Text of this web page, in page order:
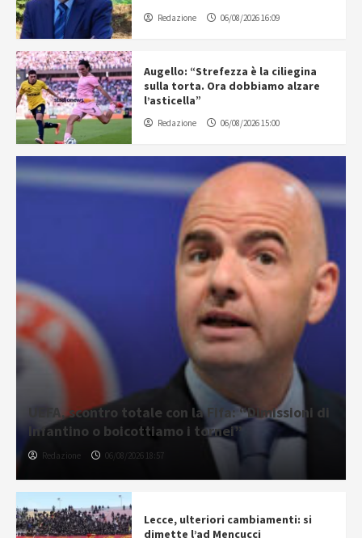
Redazione 06/08/2026 16:09
Augello: “Strefezza è la ciliegina
sulla torta. Ora dobbiamo alzare
l’asticella”
Redazione 06/08/2026 15:00
UEFA, scontro totale con la Fifa: “Dimissioni di
Infantino o boicottiamo i tornei”
Redazione 06/08/2026 18:57
Lecce, ulteriori cambiamenti: si
dimette l’ad Mencucci